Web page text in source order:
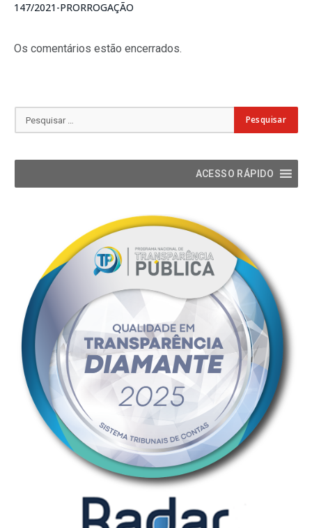
147/2021-PRORROGAÇÃO
Os comentários estão encerrados.
ACESSO RÁPIDO